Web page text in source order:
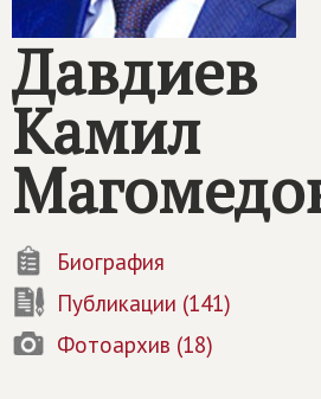
Давдиев
Камил
Биография
Публикации (141)
Фотоархив (18)